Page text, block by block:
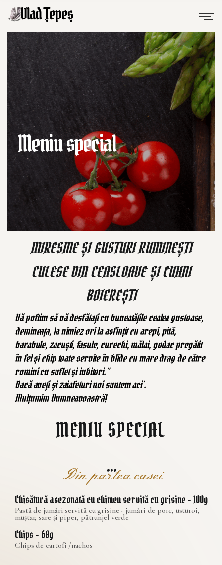
Meniu special
MIRESME ȘI GUSTURI RUMINEȘTI
CULESE DIN CEASLOAVE ȘI CUHNI
BOIEREȘTI
Vă poftim să vă desfătați cu buneatățile cealea gustoase,
demineața, la nimiez ori la asfințit cu arepi, pită,
barabule, zacuști, fasule, curechi, mălai, godac pregătit
în fel și chip toate servite în blide cu mare drag de către
romini cu suflet și iubitori.”
Dacă aveți și zaiafeturi noi suntem aci’.
Mulțumim Dumneavoastră!
MENIU SPECIAL
...
Din partea casei
Chisătură asezonată cu chimen servită cu grisine – 100g
Pastă de jumări servită cu grisine - jumări de porc, usturoi,
muștar, sare și piper, pătrunjel verde
Chips – 60g
Chips de cartofi /nachos